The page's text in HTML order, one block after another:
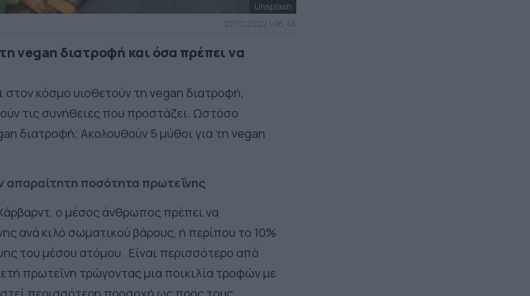
Unsplash
20.10.2022 | 06:45
vegan διατροφή και όσα πρέπει να
κόσμο υιοθετούν τη vegan διατροφή,
τις συνήθειες που προστάζει. Ωστόσο
διατροφή; Ακολουθούν 5 μύθοι για τη vegan
απαραίτητη ποσότητα πρωτεΐνης
ο μέσος άνθρωπος πρέπει να
ανά κιλό σωματικού βάρους, ή περίπου το 10%
του μέσου ατόμου. Είναι περισσότερο από
πρωτεΐνη τρώγοντας μια ποικιλία τροφών με